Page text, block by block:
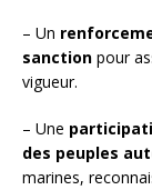
– Un
sanction pour
vigueur.
– Une
des peuples
marines,